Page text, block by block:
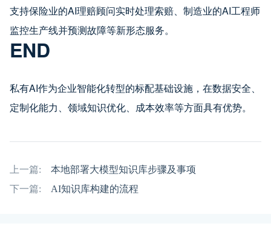
支持保险业的AI理赔顾问实时处理索赔、制造业的AI工程师
监控生产线并预测故障等新形态服务。
END
私有AI作为企业智能化转型的标配基础设施，在数据安全、
定制化能力、领域知识优化、成本效率等方面具有优势。
上一篇:
本地部署大模型知识库步骤及事项
下一篇:
AI知识库构建的流程